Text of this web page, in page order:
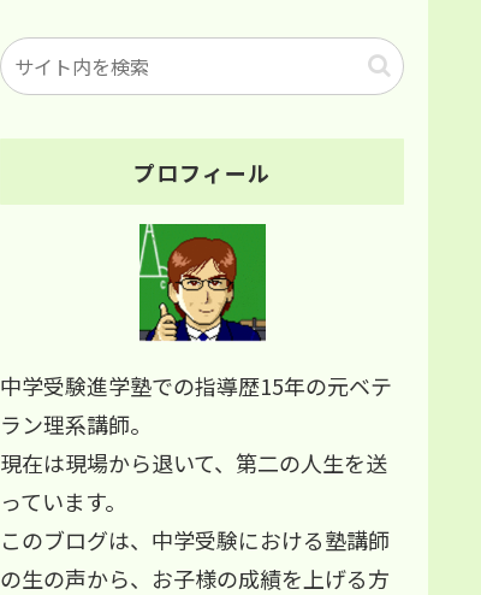
プロフィール
中学受験進学塾での指導歴15年の元ベテ
ラン理系講師。
現在は現場から退いて、第二の人生を送
っています。
このブログは、中学受験における塾講師
の生の声から、お子様の成績を上げる方